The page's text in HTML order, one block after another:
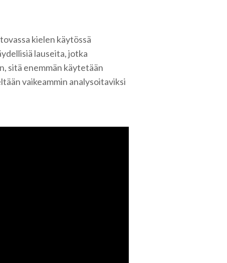
kielen käytössä
lauseita, jotka
sitä enemmän käytetään
vaikeammin analysoitaviksi